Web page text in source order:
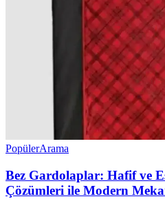
PopülerArama
Bez Gardolaplar: Hafif ve
Çözümleri ile Modern